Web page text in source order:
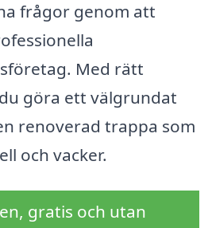
frågor genom att
Med rätt
göra ett välgrundat
renoverad trappa som
och vacker.
gratis och utan